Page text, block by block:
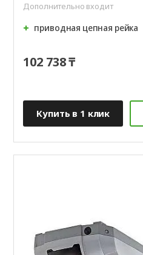
Дополнительно входит
приводная цепная рейка
102 738 ₸
Купить в 1 клик